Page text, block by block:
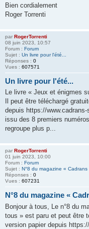
Bien cordialement
Roger Torrenti
par RogerTorrenti
08 juin 2023, 10:57
Forum : Forum
Sujet : Un livre pour l'été...
Réponses : 0
Vues : 607571
Un livre pour l'été...
Le livre « Jeux et énigmes
Il peut être téléchargé
depuis https://
issu des 8 premiers
regroupe plus p...
par RogerTorrenti
01 juin 2023, 10:00
Forum : Forum
Sujet : N°8 du magazine «
Réponses : 0
Vues : 607231
N°8 du magazine «
Bonjour à tous, Le n°8 du
tous » est paru et peut être
version papier depuis